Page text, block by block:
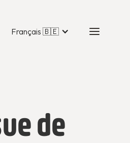
Français 🇧🇪
de